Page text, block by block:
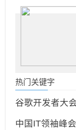
热门关键字
谷歌开发者大
中国IT领袖峰会